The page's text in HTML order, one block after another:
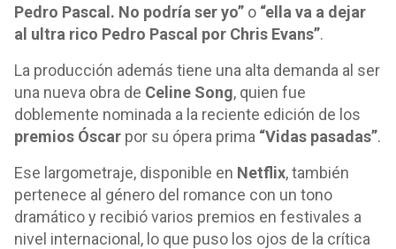
Pedro Pascal. No podría ser yo” o “ella va a dejar
al ultra rico Pedro Pascal por Chris Evans”.
La producción además tiene una alta demanda al ser
una nueva obra de Celine Song, quien fue
doblemente nominada a la reciente edición de los
premios Óscar por su ópera prima “Vidas pasadas”.
Ese largometraje, disponible en Netflix, también
pertenece al género del romance con un tono
dramático y recibió varios premios en festivales a
nivel internacional, lo que puso los ojos de la crítica